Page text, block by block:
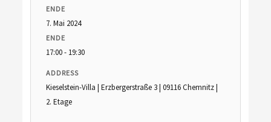
ENDE
7. Mai 2024
ENDE
17:00 - 19:30
ADDRESS
Kieselstein-Villa | Erzbergerstraße 3 | 09116 Chemnitz |
2. Etage